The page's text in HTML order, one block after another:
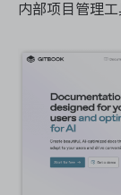
内部项目管理工